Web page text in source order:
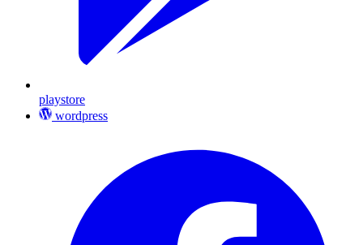
playstore
wordpress